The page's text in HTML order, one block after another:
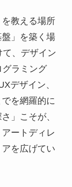
教える場所
」を築く場
、デザイン
ラミング
デザイン、
を網羅的に
」こそが、
ートディレ
を広げてい